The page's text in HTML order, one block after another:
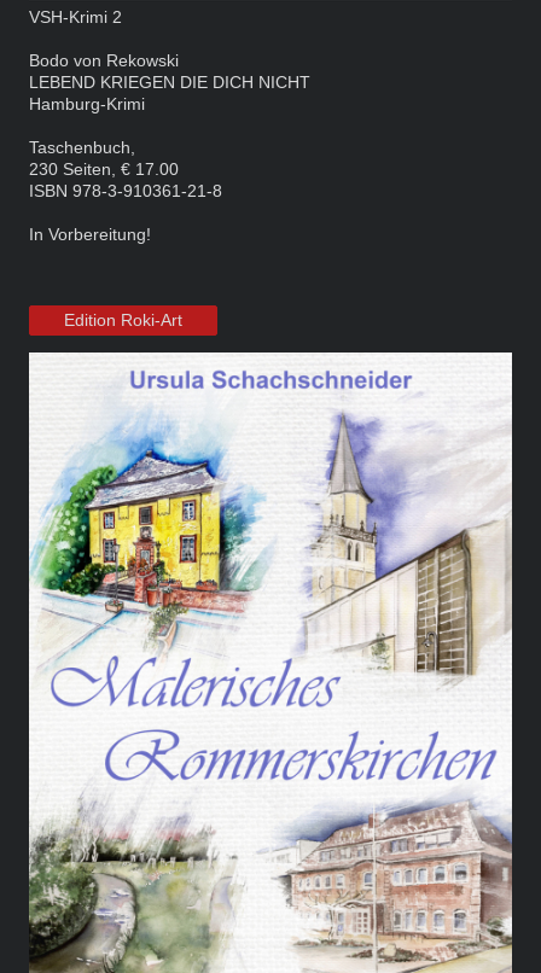
VSH-Krimi 2
Bodo von Rekowski
LEBEND KRIEGEN DIE DICH NICHT
Hamburg-Krimi
Taschenbuch,
230 Seiten, € 17.00
ISBN 978-3-910361-21-8
In Vorbereitung!
Edition Roki-Art